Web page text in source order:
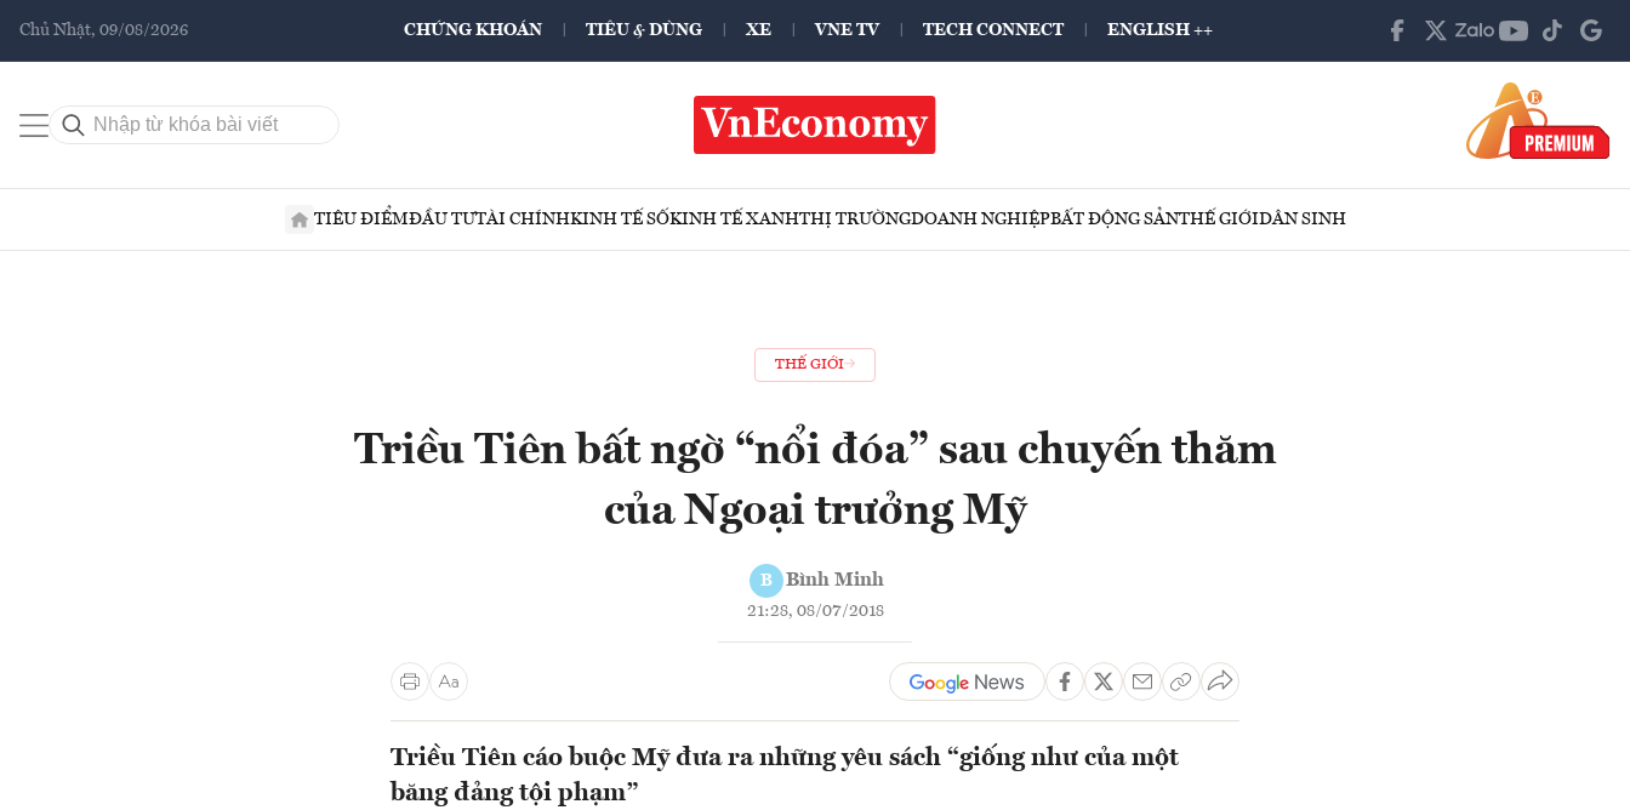
Chủ Nhật, 09/08/2026 CHỨNG KHOÁN TIÊU & DÙNG XE VNE TV TECH CONNECT ENGLISH ++
TIÊU ĐIỂMĐẦU TƯTÀI CHÍNHKINH TẾ SỐKINH TẾ XANHTHỊ TRƯỜNGDOANH NGHIỆPBẤT ĐỘNG SẢNTHẾ GIỚIDÂN SINH
THẾ GIỚI
Triều Tiên bất ngờ “nổi đóa” sau chuyến thăm
của Ngoại trưởng Mỹ
B Bình Minh
21:28, 08/07/2018
Triều Tiên cáo buộc Mỹ đưa ra những yêu sách “giống như của một
băng đảng tội phạm”